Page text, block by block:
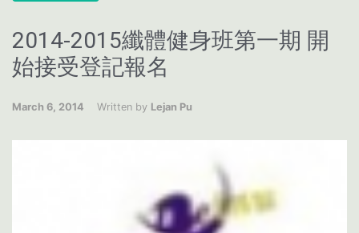
2014-2015纖體健身班第一期 開
始接受登記報名
March 6, 2014 Written by Lejan Pu